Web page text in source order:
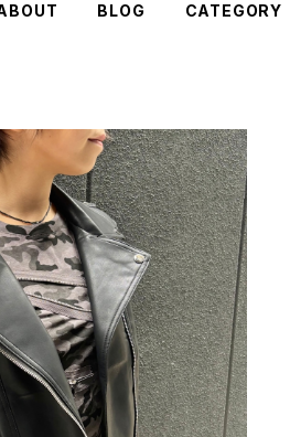
BLOG CATEGORY